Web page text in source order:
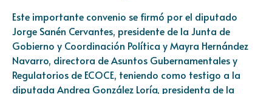
Este importante convenio se firmó por el diputado
Jorge Sanén Cervantes, presidente de la Junta de
Gobierno y Coordinación Política y Mayra Hernández
Navarro, directora de Asuntos Gubernamentales y
Regulatorios de ECOCE, teniendo como testigo a la
diputada Andrea González Loría, presidenta de la